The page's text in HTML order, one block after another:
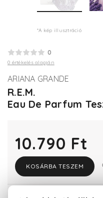
*A kép illusztráció
0
0 értékelés alapján
ARIANA GRANDE
R.E.M.
Eau De Parfum
10.790 Ft
KOSÁRBA TESZEM